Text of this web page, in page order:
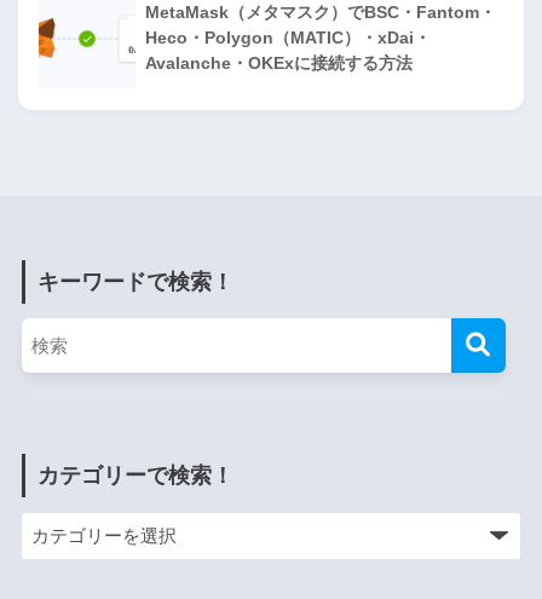
MetaMask（メタマスク）でBSC・Fantom・
Heco・Polygon（MATIC）・xDai・
Avalanche・OKExに接続する方法
キーワードで検索！
カテゴリーで検索！